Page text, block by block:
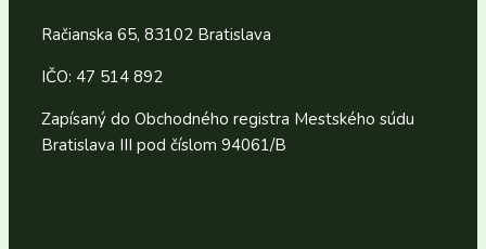
Račianska 65, 83102 Bratislava
IČO: 47 514 892
Zapísaný do Obchodného registra Mestského súdu
Bratislava III pod číslom 94061/B